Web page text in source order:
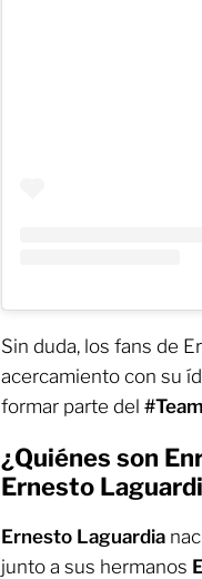
Sin duda, los fans de
acercamiento con su
formar parte del
¿Quiénes son
Ernesto
Ernesto Laguardia
junto a sus hermanos